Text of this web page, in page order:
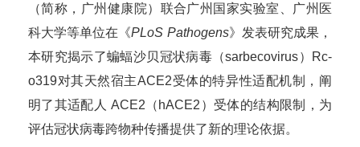
（简称，广州健康院）联合广州国家实验室、广州医
科大学等单位在《PLoS Pathogens》发表研究成果，
本研究揭示了蝙蝠沙贝冠状病毒（sarbecovirus） Rc-
o319对其天然宿主ACE2受体的特异性适配机制，阐
明了其适配人 ACE2 （ hACE2 ）受体的结构限制，为
评估冠状病毒跨物种传播提供了新的理论依据。